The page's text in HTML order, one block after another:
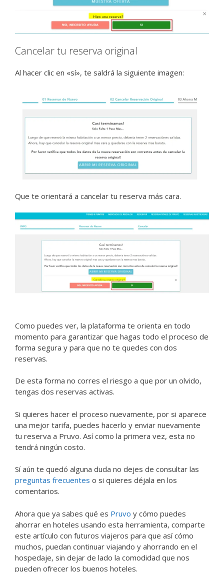
Cancelar tu reserva original
Al hacer clic en «sí», te saldrá la siguiente imagen:
Que te orientará a cancelar tu reserva más cara.
Como puedes ver, la plataforma te orienta en todo
momento para garantizar que hagas todo el proceso de
forma segura y para que no te quedes con dos
reservas.
De esta forma no corres el riesgo a que por un olvido,
tengas dos reservas activas.
Si quieres hacer el proceso nuevamente, por si aparece
una mejor tarifa, puedes hacerlo y enviar nuevamente
tu reserva a Pruvo. Así como la primera vez, esta no
tendrá ningún costo.
Sí aún te quedó alguna duda no dejes de consultar las
preguntas frecuentes o si quieres déjala en los
comentarios.
Ahora que ya sabes qué es Pruvo y cómo puedes
ahorrar en hoteles usando esta herramienta, comparte
este artículo con futuros viajeros para que así cómo
muchos, puedan continuar viajando y ahorrando en el
hospedaje, sin dejar de lado la comodidad que nos
pueden ofrecer los buenos hoteles.